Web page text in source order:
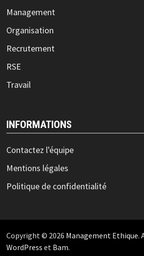
Management
Organisation
Recrutement
RSE
Travail
INFORMATIONS
Contactez l'équipe
Mentions légales
Politique de confidentialité
Copyright © 2026 Management Ethique.
WordPress et Bam.